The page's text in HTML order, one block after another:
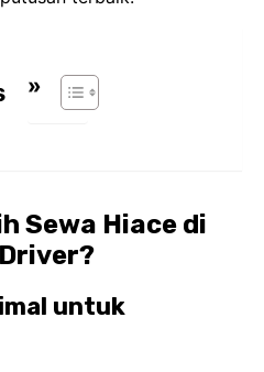
Sewa Hiace di
untuk